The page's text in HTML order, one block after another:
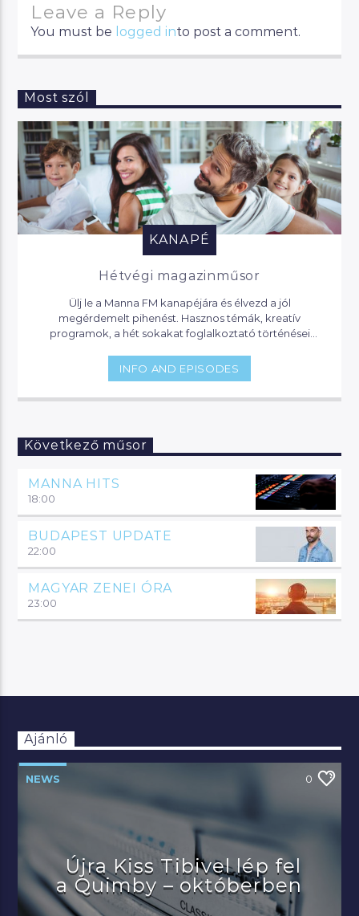
Leave a Reply
You must be logged into post a comment.
Most szól
KANAPÉ
Hétvégi magazinműsor
Ülj le a Manna FM kanapéjára és élvezd a jól
megérdemelt pihenést. Hasznos témák, kreatív
programok, a hét sokakat foglalkoztató történései
foglalsz nálunk.
INFO AND EPISODES
Következő műsor
MANNA HITS
18:00
BUDAPEST UPDATE
22:00
MAGYAR ZENEI ÓRA
23:00
Ajánló
NEWS 0
Újra Kiss Tibivel lép fel
a Quimby – októberben